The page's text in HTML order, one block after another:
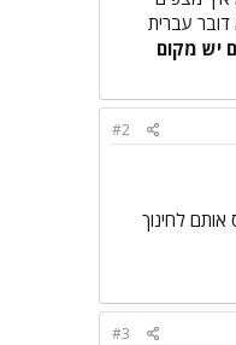
דובר עברית
יש מקום
#2
לחינוך
#3